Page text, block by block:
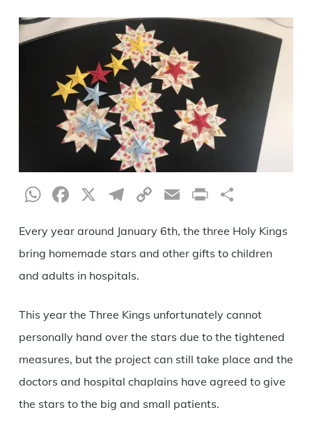
WhatsApp
Facebook
X Telegram
CopyEmailPrint
Every year around January 6th, the three Holy Kings
bring homemade stars and other gifts to children
and adults in hospitals.
This year the Three Kings unfortunately cannot
personally hand over the stars due to the tightened
measures, but the project can still take place and the
doctors and hospital chaplains have agreed to give
the stars to the big and small patients.